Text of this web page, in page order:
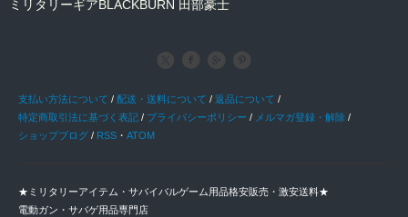
ミリタリーギアBLACKBURN 田部豪士
支払い方法について / 配送・送料について / 返品について /
特定商取引法に基づく表記 / プライバシーポリシー / メルマガ登録・解除 /
ショップブログ / RSS ・ ATOM
★ミリタリーアイテム・サバイバルゲーム用品格安販売・激安送料★
電動ガン・サバゲ用品専門店